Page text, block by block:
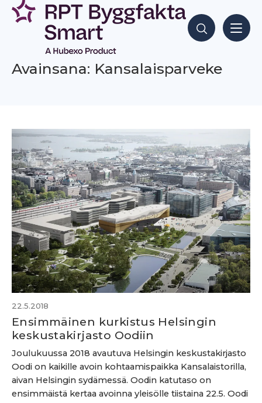
Siirry
sisältöön
Hae sisältöjä
Avainsana: Kansalaisparveke
22.5.2018
Ensimmäinen kurkistus Helsingin
keskustakirjasto Oodiin
Joulukuussa 2018 avautuva Helsingin keskustakirjasto
Oodi on kaikille avoin kohtaamispaikka Kansalaistorilla,
aivan Helsingin sydämessä. Oodin katutaso on
ensimmäistä kertaa avoinna yleisölle tiistaina 22.5. Oodi